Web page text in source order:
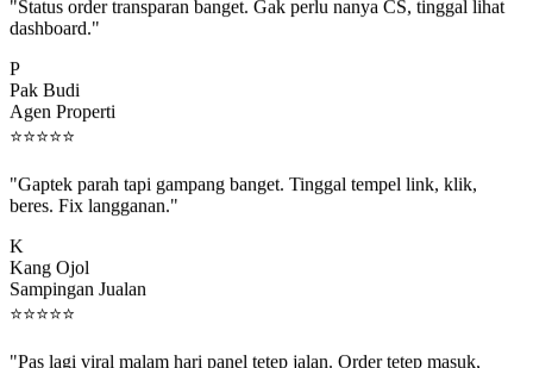
dashboard."
Pak Budi
Agen Properti
⭐⭐⭐⭐⭐
beres. Fix langganan."
Kang Ojol
Sampingan Jualan
⭐⭐⭐⭐⭐